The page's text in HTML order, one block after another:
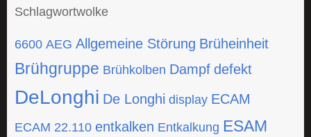
Schlagwortwolke
6600 AEG Allgemeine Störung Brüheinheit
Brühgruppe Brühkolben Dampf defekt
DeLonghi De Longhi display ECAM
ECAM 22.110 entkalken Entkalkung ESAM